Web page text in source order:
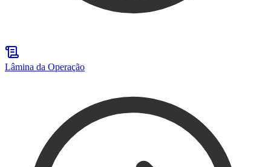
Lâmina da Operação